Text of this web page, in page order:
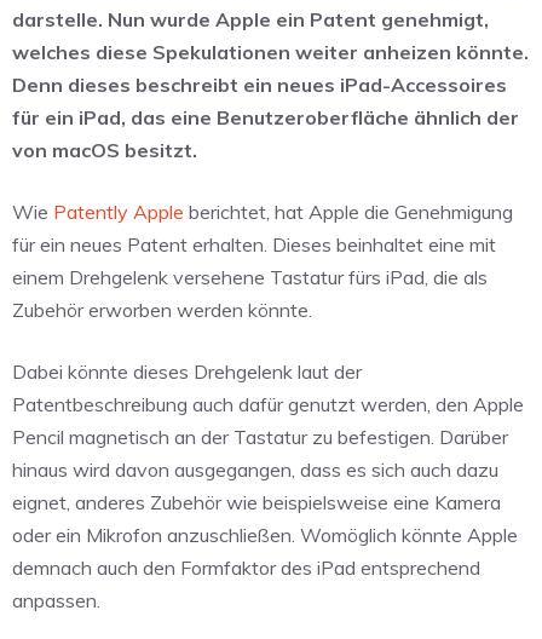
darstelle. Nun wurde Apple ein Patent genehmigt,
welches diese Spekulationen weiter anheizen könnte.
Denn dieses beschreibt ein neues iPad-Accessoires
für ein iPad, das eine Benutzeroberfläche ähnlich der
von macOS besitzt.
Wie Patently Apple berichtet, hat Apple die Genehmigung
für ein neues Patent erhalten. Dieses beinhaltet eine mit
einem Drehgelenk versehene Tastatur fürs iPad, die als
Zubehör erworben werden könnte.
Dabei könnte dieses Drehgelenk laut der
Patentbeschreibung auch dafür genutzt werden, den Apple
Pencil magnetisch an der Tastatur zu befestigen. Darüber
hinaus wird davon ausgegangen, dass es sich auch dazu
eignet, anderes Zubehör wie beispielsweise eine Kamera
oder ein Mikrofon anzuschließen. Womöglich könnte Apple
demnach auch den Formfaktor des iPad entsprechend
anpassen.